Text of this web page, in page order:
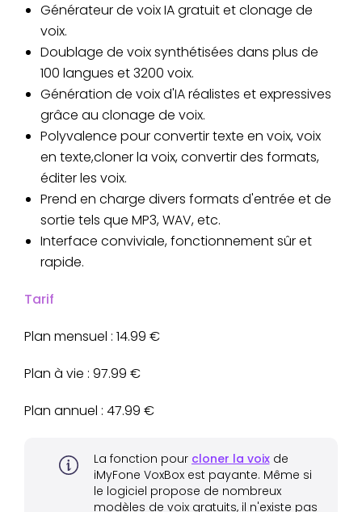
Générateur de voix IA gratuit et clonage de
voix.
Doublage de voix synthétisées dans plus de
100 langues et 3200 voix.
Génération de voix d'IA réalistes et expressives
grâce au clonage de voix.
Polyvalence pour convertir texte en voix, voix
en texte,cloner la voix, convertir des formats,
éditer les voix.
Prend en charge divers formats d'entrée et de
sortie tels que MP3, WAV, etc.
Interface conviviale, fonctionnement sûr et
rapide.
Tarif
Plan mensuel : 14.99 €
Plan à vie : 97.99 €
Plan annuel : 47.99 €
La fonction pour cloner la voixde
iMyFone VoxBox est payante. Même si
le logiciel propose de nombreux
modèles de voix gratuits, il n'existe pas